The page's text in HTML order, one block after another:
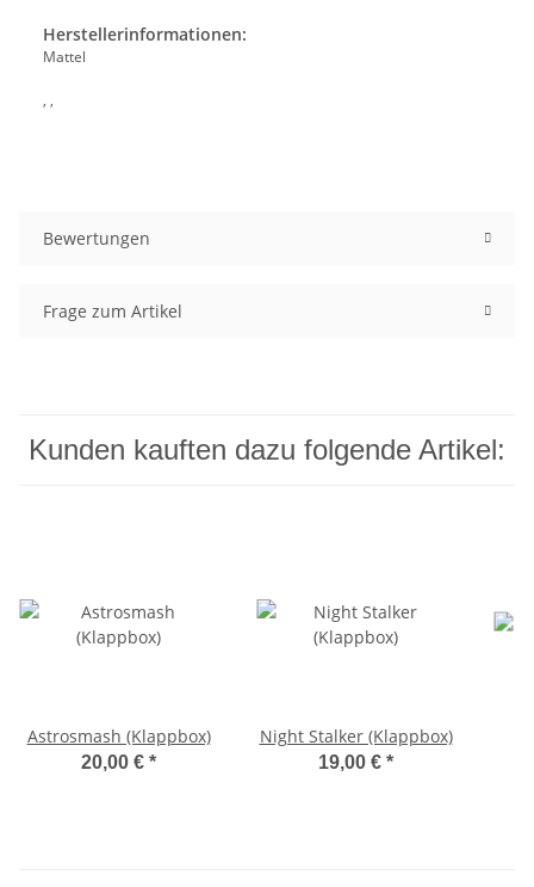
Herstellerinformationen:
Mattel
, ,
Bewertungen
Frage zum Artikel
Kunden kauften dazu folgende Artikel:
Astrosmash (Klappbox)
20,00 € *
Night Stalker (Klappbox)
19,00 € *